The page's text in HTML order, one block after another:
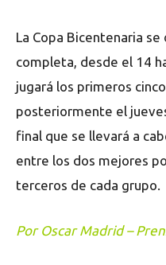
La Copa Bicentenaria
completa, desde el 14
jugará los primeros
posteriormente el
final que se llevará a
entre los dos mejores
terceros de cada grupo.
Por Oscar Madrid –